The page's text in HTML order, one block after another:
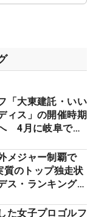
「大東建託・いい
ィス」の開催時期
4月に岐阜で開
メジャー制覇で
のトップ独走状
ス・ランキング番
た女子プロゴルフ